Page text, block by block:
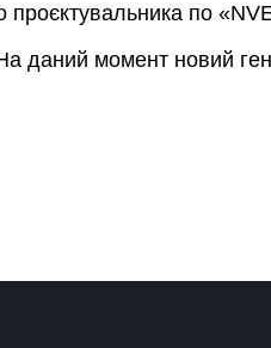
проєктувальника по
даний момент новий